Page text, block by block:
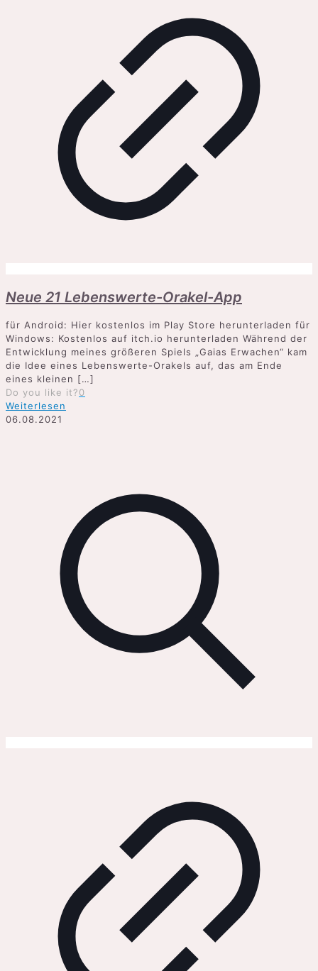
Neue 21 Lebenswerte-Orakel-App
für Android: Hier kostenlos im Play Store herunterladen für
Windows: Kostenlos auf itch.io herunterladen Während der
Entwicklung meines größeren Spiels „Gaias Erwachen“ kam
die Idee eines Lebenswerte-Orakels auf, das am Ende
eines kleinen […]
Do you like it?0
Weiterlesen
06.08.2021